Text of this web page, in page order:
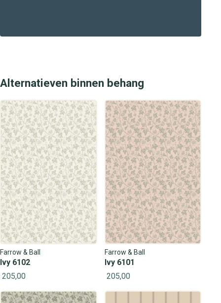
Alternatieven binnen behang
Farrow & Ball
Ivy 6102
205,00
Farrow & Ball
Ivy 6101
205,00